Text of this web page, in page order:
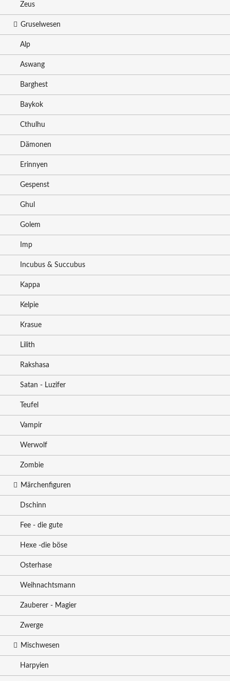
Zeus
Gruselwesen
Alp
Aswang
Barghest
Baykok
Cthulhu
Dämonen
Erinnyen
Gespenst
Ghul
Golem
Imp
Incubus & Succubus
Kappa
Kelpie
Krasue
Lilith
Rakshasa
Satan - Luzifer
Teufel
Vampir
Werwolf
Zombie
Märchenfiguren
Dschinn
Fee - die gute
Hexe -die böse
Osterhase
Weihnachtsmann
Zauberer - Magier
Zwerge
Mischwesen
Harpyien